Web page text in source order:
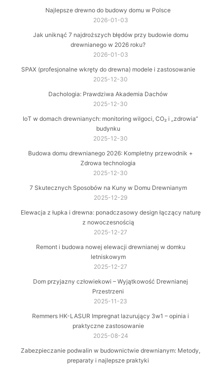
Najlepsze drewno do budowy domu w Polsce
2026-01-03
Jak uniknąć 7 najdroższych błędów przy budowie domu
drewnianego w 2026 roku?
2026-01-03
SPAX (profesjonalne wkręty do drewna) modele i zastosowanie
2025-12-30
Dachologia: Prawdziwa Akademia Dachów
2025-12-30
IoT w domach drewnianych: monitoring wilgoci, CO₂ i „zdrowia”
budynku
2025-12-30
Budowa domu drewnianego 2026: Kompletny przewodnik +
Zdrowa technologia
2025-12-30
7 Skutecznych Sposobów na Kuny w Domu Drewnianym
2025-12-29
Elewacja z łupka i drewna: ponadczasowy design łączący naturę
z nowoczesnością
2025-12-27
Remont i budowa nowej elewacji drewnianej w domku
letniskowym
2025-12-27
Dom przyjazny człowiekowi – Wyjątkowość Drewnianej
Przestrzeni
2025-11-23
Remmers HK-LASUR Impregnat lazurujący 3w1 – opinia i
praktyczne zastosowanie
2025-08-24
Zabezpieczanie podwalin w budownictwie drewnianym: Metody,
preparaty i najlepsze praktyki